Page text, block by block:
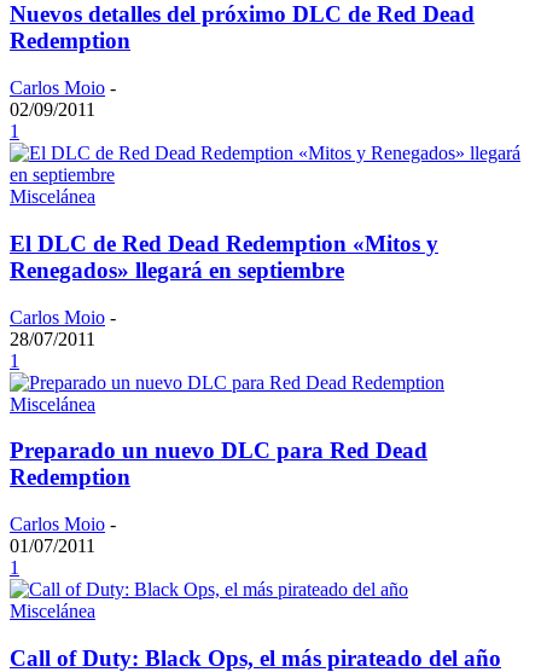
Nuevos detalles del próximo DLC de Red Dead
Redemption
Carlos Moio -
02/09/2011
1
Miscelánea
El DLC de Red Dead Redemption «Mitos y
Renegados» llegará en septiembre
Carlos Moio -
28/07/2011
1
Miscelánea
Preparado un nuevo DLC para Red Dead
Redemption
Carlos Moio -
01/07/2011
1
Miscelánea
Call of Duty: Black Ops, el más pirateado del año